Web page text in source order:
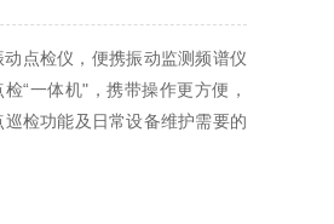
点检仪，便携振动监测频谱仪
“一体机"，携带操作更方便，
检功能及日常设备维护需要的